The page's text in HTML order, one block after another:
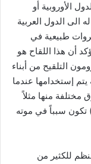
الأوروبية أو
الى الدول العربية
طبيعية في
أن هذا اللقاح هو
التلقيح من أبناء
إستخدامها عندما
منها مثلاً
تكون سبباً في موته
للكثير من